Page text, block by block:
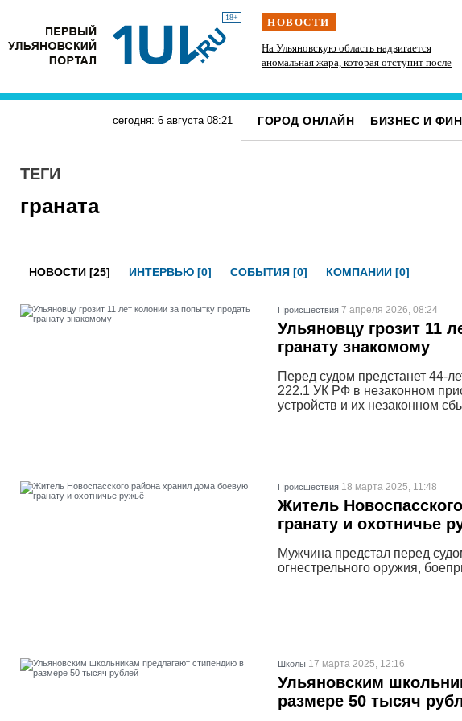
18+ НОВОСТИ
Руководству «УльяновскФармации» дали
условные сроки и солидные штрафы за
На Ульяновскую область надвигается
аномальная жара, которая отступит после
сегодня: 6 августа 08:21 ГОРОД ОНЛАЙН БИЗНЕС И
ТЕГИ
граната
НОВОСТИ [25] ИНТЕРВЬЮ [0] СОБЫТИЯ [0] КОМПАНИИ [0]
Проиcшествия 7 апреля 2026, 08:24
Ульяновцу грозит 11
гранату знакомому
Перед судом предстанет 44-
222.1 УК РФ в незаконном
устройств и их незаконном
Проиcшествия 18 марта 2025, 11:48
Житель
гранату и охотничье
Мужчина предстал перед
огнестрельного оружия,
Школы 17 марта 2025, 12:16
Ульяновским
размере 50 тысяч